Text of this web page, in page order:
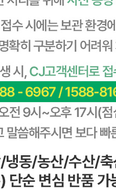
기
(하갈동, 제일제당수원물류센